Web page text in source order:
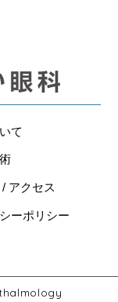
て
アクセス
ーポリシー